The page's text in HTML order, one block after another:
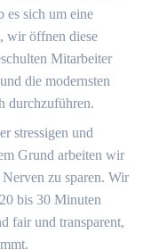
es sich um eine
wir öffnen diese
Mitarbeiter
die modernsten
durchzuführen.
stressigen und
Grund arbeiten wir
zu sparen. Wir
bis 30 Minuten
fair und transparent,